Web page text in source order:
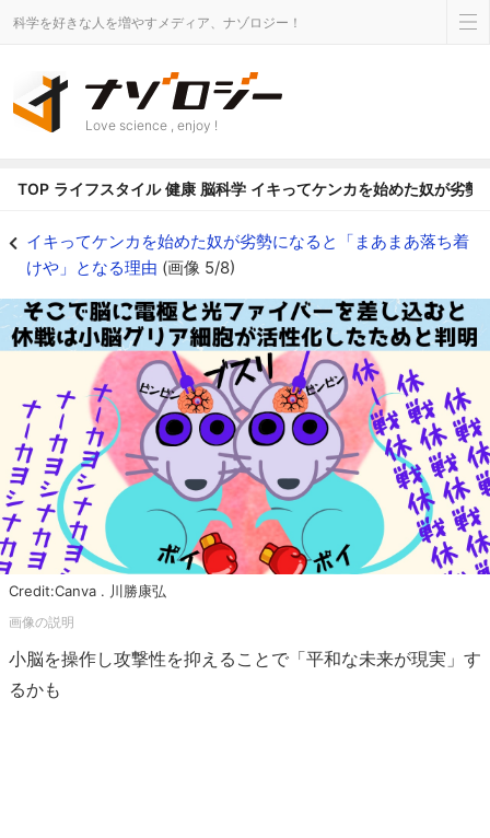
科学を好きな人を増やすメディア、ナゾロジー！
Love science , enjoy !
TOP ライフスタイル 健康 脳科学 イキってケンカを始めた奴が劣勢
イキってケンカを始めた奴が劣勢になると「まあまあ落ち着
けや」となる理由 (画像 5/8)
Credit:Canva . 川勝康弘
小脳を操作し攻撃性を抑えることで「平和な未来が現実」す
るかも